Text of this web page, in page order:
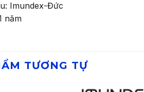
Imundex-Đức
năm
TƯƠNG TỰ